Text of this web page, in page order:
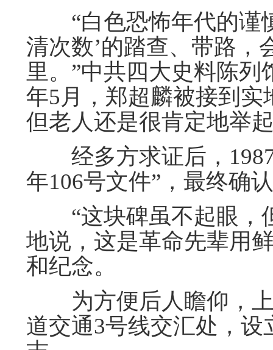
“白色恐怖年代的谨
清次数’的踏查、带路，
里。”中共四大史料陈列
年5月，郑超麟被接到
但老人还是很肯定地举
经多方求证后，1987
年106号文件”，最终确
“这块碑虽不起眼，
地说，这是革命先辈用
和纪念。
为方便后人瞻仰，上
道交通3号线交汇处，